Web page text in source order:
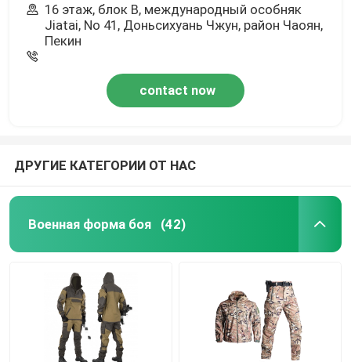
16 этаж, блок B, международный особняк
Jiatai, No 41, Доньсихуань Чжун, район Чаоян,
Пекин
contact now
ДРУГИЕ КАТЕГОРИИ ОТ НАС
Военная форма боя (42)